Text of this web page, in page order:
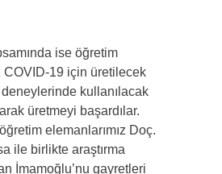
ise öğretim
COVID-19 için üretilecek
kullanılacak
üretmeyi başardılar.
elemanlarımız Doç.
ile birlikte araştırma
İmamoğlu’nu gayretleri